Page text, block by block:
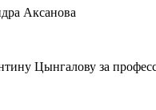
Аксанова
Цынгалову за